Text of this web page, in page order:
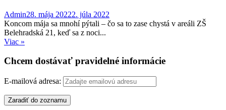
Admin28. mája 20222. júla 2022
Koncom mája sa mnohí pýtali – čo sa to zase chystá v areáli ZŠ
Belehradská 21, keď sa z noci...
Viac »
Chcem dostávať pravidelné informácie
E-mailová adresa: